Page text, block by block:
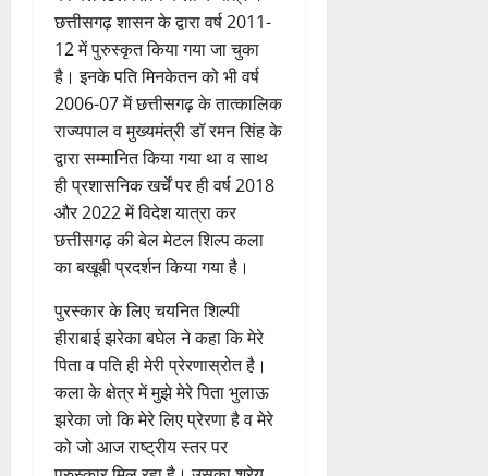
छत्तीसगढ़ शासन के द्वारा वर्ष 2011-
12 में पुरुस्कृत किया गया जा चुका
है। इनके पति मिनकेतन को भी वर्ष
2006-07 में छत्तीसगढ़ के तात्कालिक
राज्यपाल व मुख्यमंत्री डॉ रमन सिंह के
द्वारा सम्मानित किया गया था व साथ
ही प्रशासनिक खर्चें पर ही वर्ष 2018
और 2022 में विदेश यात्रा कर
छत्तीसगढ़ की बेल मेटल शिल्प कला
का बखूबी प्रदर्शन किया गया है।
पुरस्कार के लिए चयनित शिल्पी
हीराबाई झरेका बघेल ने कहा कि मेरे
पिता व पति ही मेरी प्रेरणास्रोत है।
कला के क्षेत्र में मुझे मेरे पिता भुलाऊ
झरेका जो कि मेरे लिए प्रेरणा है व मेरे
को जो आज राष्ट्रीय स्तर पर